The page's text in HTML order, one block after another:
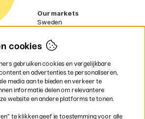
Our markets
Sweden
Denmark
Finland
Ireland
Germany
UK
EU
cookies
gebruiken cookies en vergelijkbare
en advertenties te personaliseren,
media aan te bieden en verkeer te
informatie delen om relevantere
website en andere platforms te tonen.
te klikken geef je toestemming voor alle